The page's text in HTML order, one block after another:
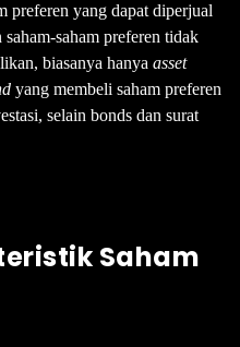
preferen yang dapat diperjual
saham preferen tidak
biasanya hanya asset
yang membeli saham preferen
selain bonds dan surat
Saham